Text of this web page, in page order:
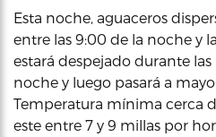
Esta noche, aguaceros
entre las 9:00 de la noche y
estará despejado durante
noche y luego pasará a
Temperatura mínima cerca
este entre 7 y 9 millas por